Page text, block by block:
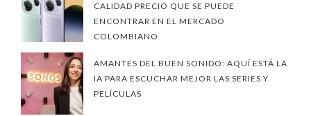
CALIDAD PRECIO QUE SE PUEDE
ENCONTRAR EN EL MERCADO
COLOMBIANO
AMANTES DEL BUEN SONIDO: AQUÍ ESTÁ LA
IA PARA ESCUCHAR MEJOR LAS SERIES Y
PELÍCULAS